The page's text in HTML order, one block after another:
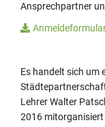
Ansprechpartner
Es handelt sich um
Lehrer Walter
2016